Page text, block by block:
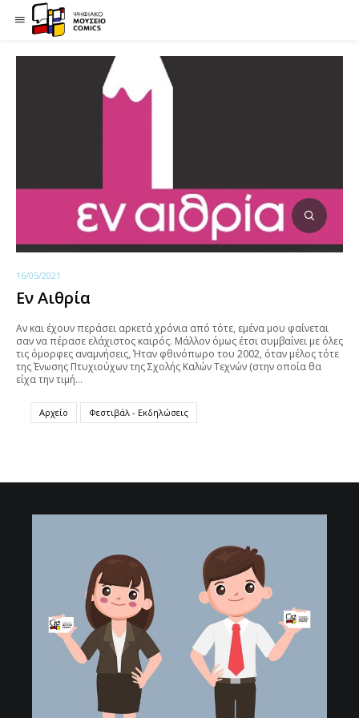
16/05/2021
Εν Αιθρία
Αν και έχουν περάσει αρκετά χρόνια από τότε, εμένα μου φαίνεται
σαν να πέρασε ελάχιστος καιρός. Μάλλον όμως έτσι συμβαίνει με όλες
τις όμορφες αναμνήσεις, Ήταν φθινόπωρο του 2002, όταν μέλος τότε
της Ένωσης Πτυχιούχων της Σχολής Καλών Τεχνών (στην οποία θα
είχα την τιμή…
Αρχείο Φεστιβάλ - Εκδηλώσεις